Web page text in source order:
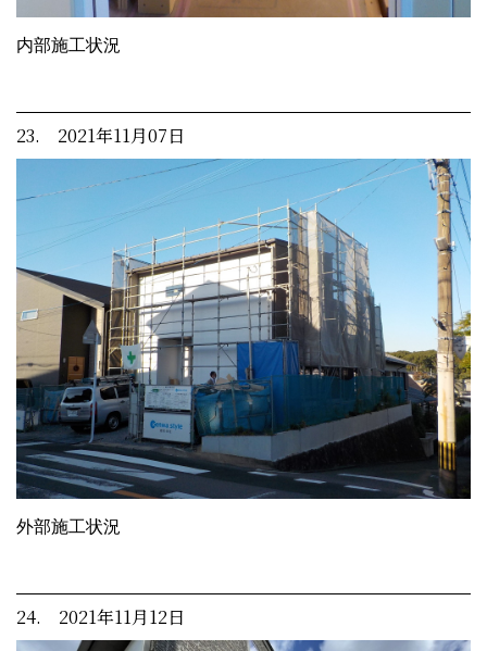
内部施工状況
23. 2021年11月07日
外部施工状況
24. 2021年11月12日